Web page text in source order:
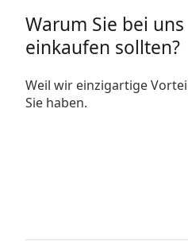
Warum Sie bei uns
einkaufen sollten?
Weil wir einzigartige
Sie haben.